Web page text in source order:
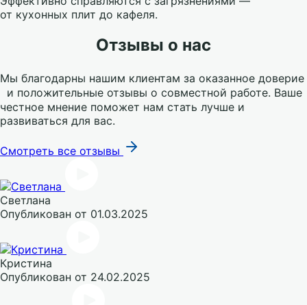
от кухонных плит до кафеля.
Отзывы о нас
Мы благодарны нашим клиентам за оказанное доверие
и положительные отзывы о совместной работе. Ваше
честное мнение поможет нам стать лучше и
развиваться для вас.
Смотреть все отзывы
Светлана
Опубликован от 01.03.2025
Кристина
Опубликован от 24.02.2025